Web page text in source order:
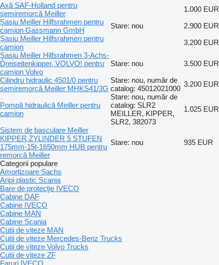
Axă SAF-Holland pentru
semiremorcă Meiller
1.000 EUR
Şasiu Meiller Hilfsrahmen pentru
camion Gassmann GmbH
Stare: nou
2.900 EUR
Şasiu Meiller Hilfsrahmen pentru
camion
3.200 EUR
Şasiu Meiller Hilfsrahmen 3-Achs-
Dreiseitenkipper, VOLVO! pentru
camion Volvo
Stare: nou
3.500 EUR
Cilindru hidraulic 4501/0 pentru
semiremorcă Meiller MHKS41/3G
Stare: nou, număr de
catalog: 45012021000
3.200 EUR
Pompă hidraulică Meiller pentru
camion
Stare: nou, număr de
catalog: SLR2
MEILLER, KIPPER,
SLR2, 382073
1.025 EUR
Sistem de basculare Meiller
KIPPER ZYLINDER 5 STUFEN
175mm-15t-1650mm HUB pentru
remorcă Meiller
Stare: nou 935 EUR
Categorii populare
Amortizoare Sachs
Aripi plastic Scania
Bare de protecţie IVECO
Cabine DAF
Cabine IVECO
Cabine MAN
Cabine Scania
Cutii de viteze MAN
Cutii de viteze Mercedes-Benz Trucks
Cutii de viteze Volvo Trucks
Cutii de viteze ZF
Faruri IVECO